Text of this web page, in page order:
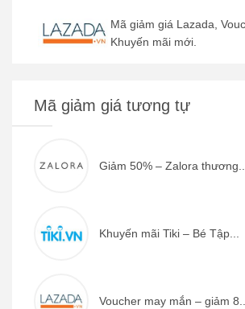
Mã giảm giá Lazada,
Khuyến mãi mới.
Mã giảm giá tương tự
Giảm 50% – Zalora
Khuyến mãi Tiki – Bé Tập...
Voucher may mắn – giảm